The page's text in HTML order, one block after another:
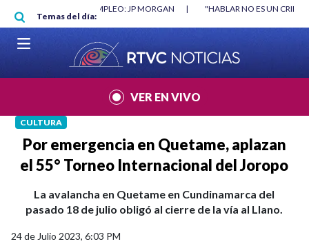
Pasar al contenido principal
Temas del día:
"HABLAR NO ES UN CRIMEN": CARTA DE BETO CORAL | ABELARDO
VER EN VIVO
CULTURA
Por emergencia en Quetame, aplazan
el 55° Torneo Internacional del Joropo
La avalancha en Quetame en Cundinamarca del
pasado 18 de julio obligó al cierre de la vía al Llano.
24 de Julio 2023, 6:03 PM